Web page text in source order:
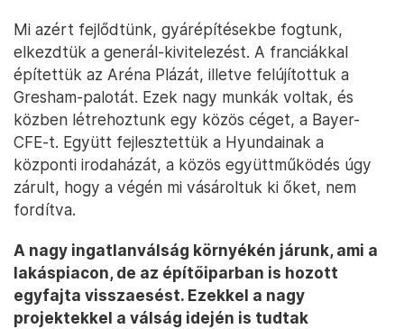
Mi azért fejlődtünk, gyárépítésekbe fogtunk,
elkezdtük a generál-kivitelezést. A franciákkal
építettük az Aréna Plázát, illetve felújítottuk a
Gresham-palotát. Ezek nagy munkák voltak, és
közben létrehoztunk egy közös céget, a Bayer-
CFE-t. Együtt fejlesztettük a Hyundainak a
központi irodaházát, a közös együttműködés úgy
zárult, hogy a végén mi vásároltuk ki őket, nem
fordítva.
A nagy ingatlanválság környékén járunk, ami a
lakáspiacon, de az építőiparban is hozott
egyfajta visszaesést. Ezekkel a nagy
projektekkel a válság idején is tudtak